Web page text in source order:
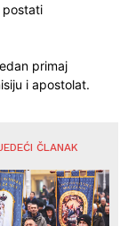
postati
primaj
i apostolat.
ČLANAK